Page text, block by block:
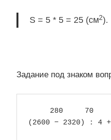
S = 5 * 5 = 25 (см2).
Задание под знаком
280     70
(2600 − 2320) : 4